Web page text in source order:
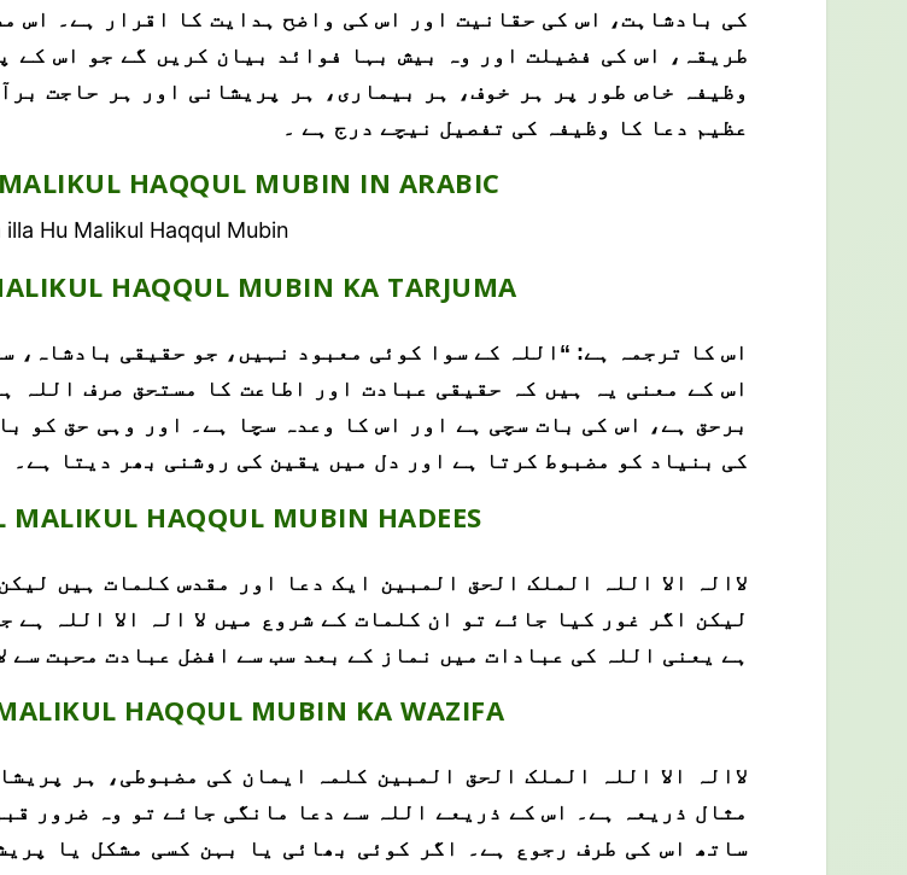
کی بادشاہت، اس کی حقانیت اور اس کی واضح ہدایت کا اقرار ہے۔ اس
طریقہ، اس کی فضیلت اور وہ بیش بہا فوائد بیان کریں گے جو اس کے
وظیفہ خاص طور پر ہر خوف، ہر بیماری، ہر پریشانی اور ہر حاجت
عظیم دعا کا وظیفہ کی تفصیل نیچے درج ہے ۔
HAQQUL MUBIN IN ARABIC
HAQQUL MUBIN KA TARJUMA
اس کا ترجمہ ہے: “اللہ کے سوا کوئی معبود نہیں، جو حقیقی بادشاہ،
اس کے معنی یہ ہیں کہ حقیقی عبادت اور اطاعت کا مستحق صرف اللہ
برحق ہے، اس کی بات سچی ہے اور اس کا وعدہ سچا ہے۔ اور وہی حق کو
کی بنیاد کو مضبوط کرتا ہے اور دل میں یقین کی روشنی بھر دیتا ہے۔
MALIKUL HAQQUL MUBIN HADEES
لاالہ الا اللہ الملک الحق المبین ایک دعا اور مقدس کلمات ہیں
لیکن اگر غور کیا جائے تو ان کلمات کے شروع میں لا الہ الا اللہ
ہے یعنی اللہ کی عبادات میں نماز کے بعد سب سے افضل عبادت محبت سے
HAQQUL MUBIN KA WAZIFA
لاالہ الا اللہ الملک الحق المبین کلمہ ایمان کی مضبوطی، ہر
مثال ذریعہ ہے۔ اس کے ذریعے اللہ سے دعا مانگی جائے تو وہ ضرور
ساتھ اس کی طرف رجوع ہے۔ اگر کوئی بھائی یا بہن کسی مشکل یا